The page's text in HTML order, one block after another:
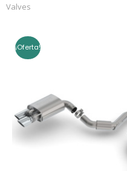
Valves
¡Oferta!